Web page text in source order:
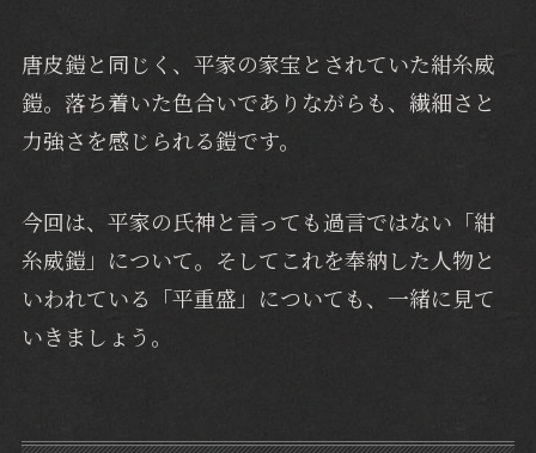
唐皮鎧と同じく、平家の家宝とされていた紺糸威
鎧。落ち着いた色合いでありながらも、繊細さと
力強さを感じられる鎧です。
今回は、平家の氏神と言っても過言ではない「紺
糸威鎧」について。そしてこれを奉納した人物と
いわれている「平重盛」についても、一緒に見て
いきましょう。